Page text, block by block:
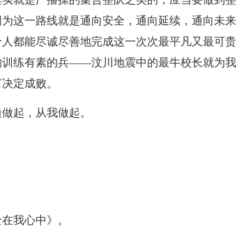
这一路线就是通向安全，通向延续，通向未来
都能尽诚尽善地完成这一次次最平凡又最可贵
训练有素的兵——汶川地震中的最牛校长就为我
定成败。
起，从我做起。
我心中》。